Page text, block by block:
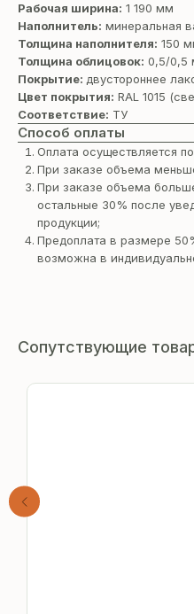
Рабочая ширина: 1 190 мм
Наполнитель: минеральная
Толщина наполнителя: 150
Толщина облицовок: 0,5/0,5
Покрытие: двустороннее
Цвет покрытия: RAL 1015
Соответствие: ТУ
Способ оплаты
Оплата осуществляется
При заказе объема
При заказе объема
остальные 30% после
продукции;
Предоплата в размере
возможна в
Сопутствующие